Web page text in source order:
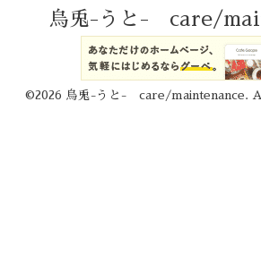
烏兎-うと- care/
©2026 烏兎-うと- care/maintenance .